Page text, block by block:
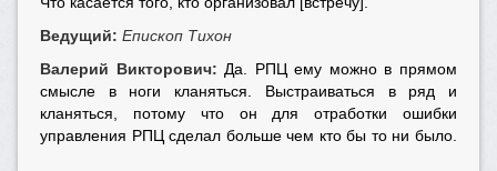
Ведущий: Епископ Тихон
Валерий Викторович: Да. РПЦ ему можно в прямом
смысле в ноги кланяться. Выстраиваться в ряд и
кланяться, потому что он для отработки ошибки
управления РПЦ сделал больше чем кто бы то ни было.